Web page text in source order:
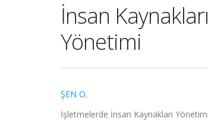
İnsan
Yönetimi
ŞEN O.
İşletmelerde İnsan Kaynakları